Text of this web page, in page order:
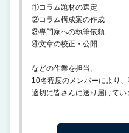
①コラム題材の選定
②コラム構成案の作成
③専門家への執筆依頼
④文章の校正・公開
などの作業を担当。
10名程度のメンバーにより
適切に皆さんに送り届けてい